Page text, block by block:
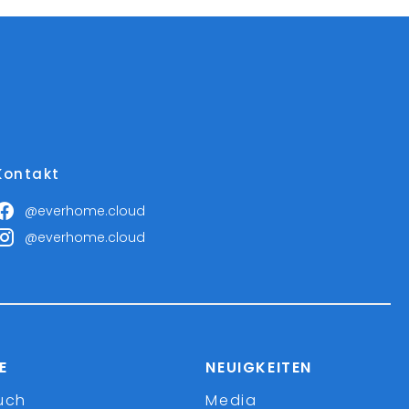
@everhome.cloud
@everhome.cloud
NEUIGKEITEN
Media